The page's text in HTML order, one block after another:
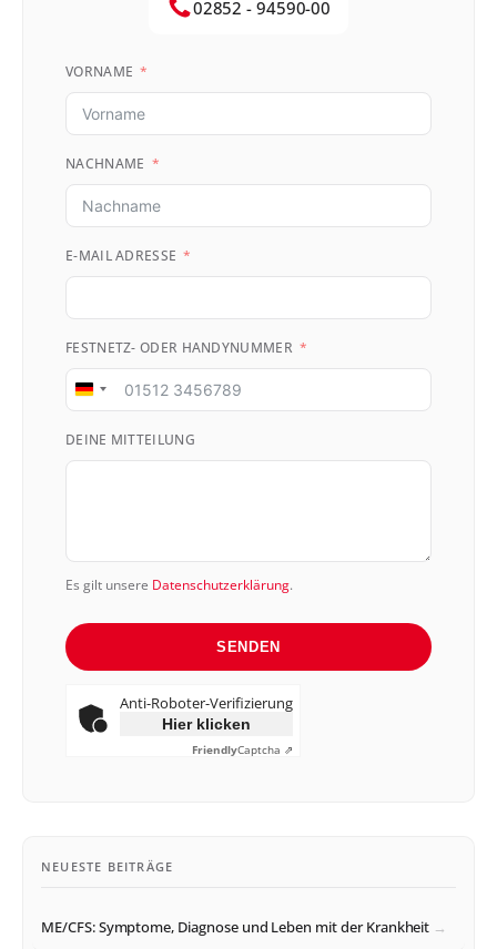
02852 - 94590-00
VORNAME
NACHNAME
E-MAIL ADRESSE
FESTNETZ- ODER HANDYNUMMER
Germany
DEINE MITTEILUNG
Es gilt unsere Datenschutzerklärung.
SENDEN
Anti-Roboter-Verifizierung
Hier klicken
FriendlyCaptcha ⇗
NEUESTE BEITRÄGE
ME/CFS: Symptome, Diagnose und Leben mit der Krankheit